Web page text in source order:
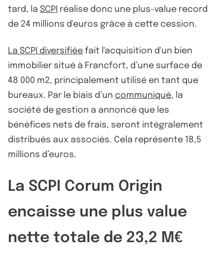
tard, la SCPI réalise donc une plus-value record
de 24 millions d'euros grâce à cette cession.
La SCPI diversifiée fait l'acquisition d'un bien
immobilier situé à Francfort, d’une surface de
48 000 m2, principalement utilisé en tant que
bureaux. Par le biais d’un communiqué, la
société de gestion a annoncé que les
bénéfices nets de frais, seront intégralement
distribués aux associés. Cela représente 18,5
millions d’euros.
La SCPI Corum Origin
encaisse une plus value
nette totale de 23,2 M€